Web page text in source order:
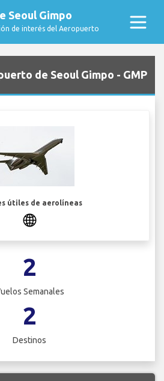
Seoul Gimpo
de interés del Aeropuerto
de Seoul Gimpo - GMP
útiles de aerolíneas
2
Semanales
2
Destinos